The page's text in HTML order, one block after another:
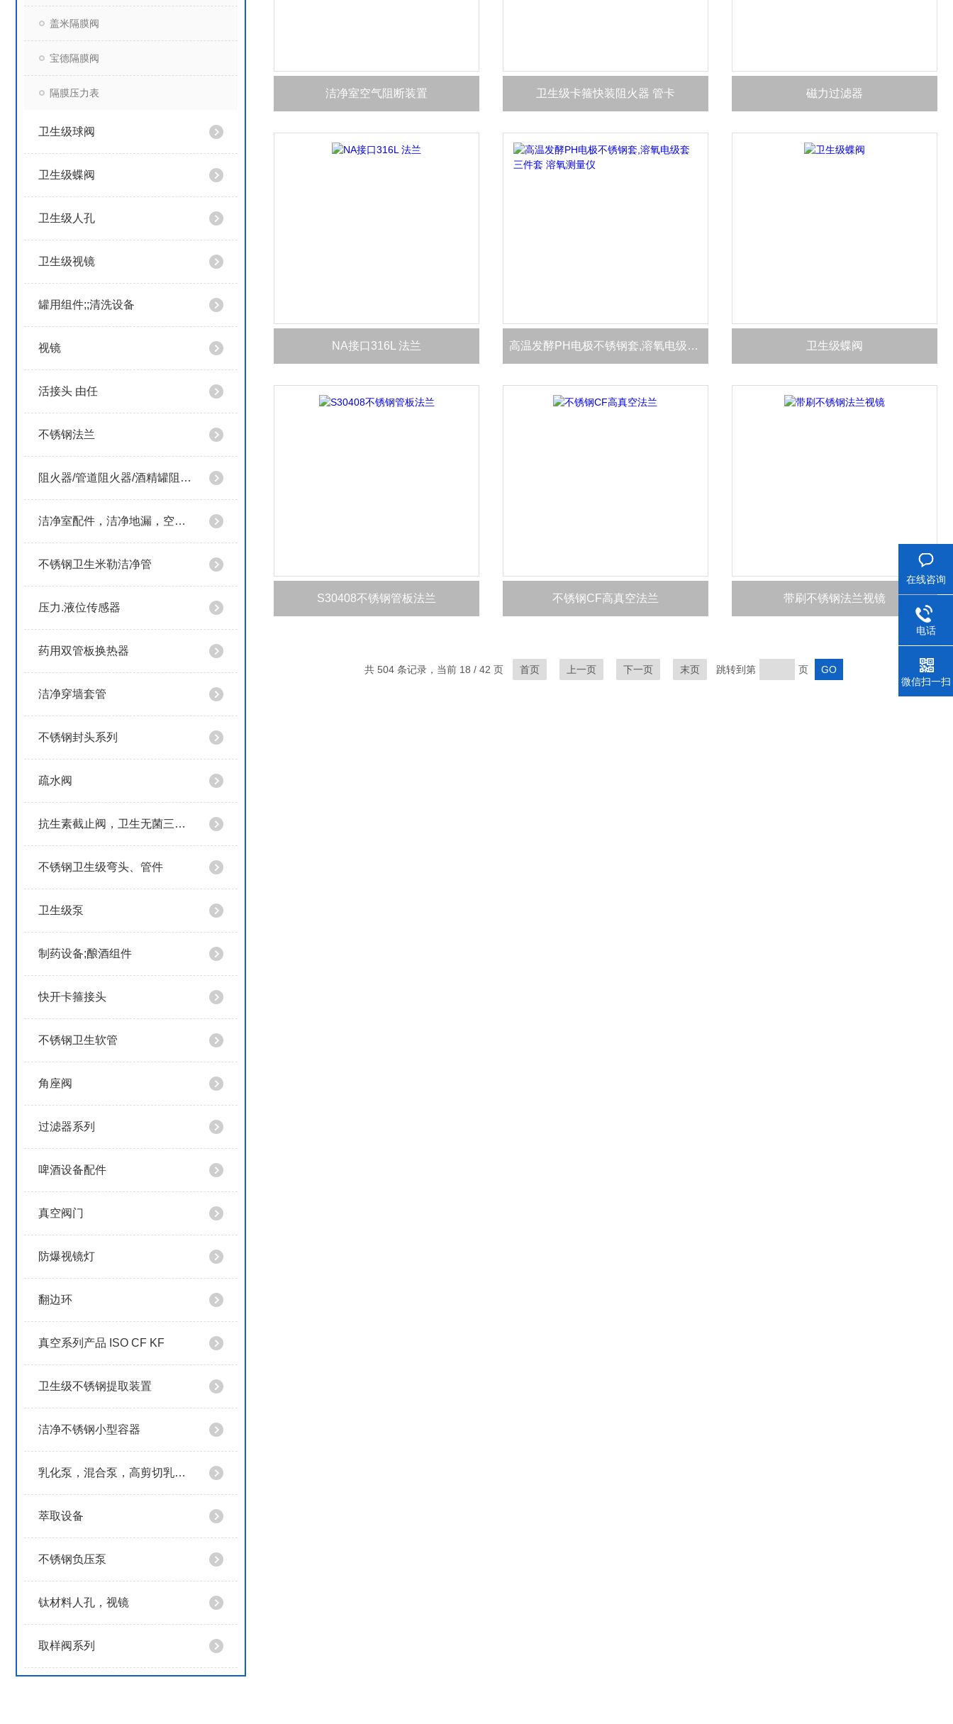
盖米隔膜阀
宝德隔膜阀
隔膜压力表
卫生级球阀
卫生级蝶阀
卫生级人孔
卫生级视镜
罐用组件;;清洗设备
视镜
活接头 由任
不锈钢法兰
阻火器/管道阻火器/酒精罐阻火器
洁净室配件，洁净地漏，空气阻断器
不锈钢卫生米勒洁净管
压力.液位传感器
药用双管板换热器
洁净穿墙套管
不锈钢封头系列
疏水阀
抗生素截止阀，卫生无菌三通抗生素截止阀
不锈钢卫生级弯头、管件
卫生级泵
制药设备;酿酒组件
快开卡箍接头
不锈钢卫生软管
角座阀
过滤器系列
啤酒设备配件
真空阀门
防爆视镜灯
翻边环
真空系列产品 ISO CF KF
卫生级不锈钢提取装置
洁净不锈钢小型容器
乳化泵，混合泵，高剪切乳化泵
萃取设备
不锈钢负压泵
钛材料人孔，视镜
取样阀系列
洁净室空气阻断装置 卫生级卡箍快装阻火器 管卡 磁力过滤器
NA接口316L 法兰 高温发酵PH电极不锈钢套,溶氧电级套三件套 溶氧测量仪 卫生级蝶阀
S30408不锈钢管板法兰 不锈钢CF高真空法兰 带刷不锈钢法兰视镜
共 504 条记录，当前 18 / 42 页 首页 上一页 下一页 末页 跳转到第 页
在线咨询
电话
微信扫一扫